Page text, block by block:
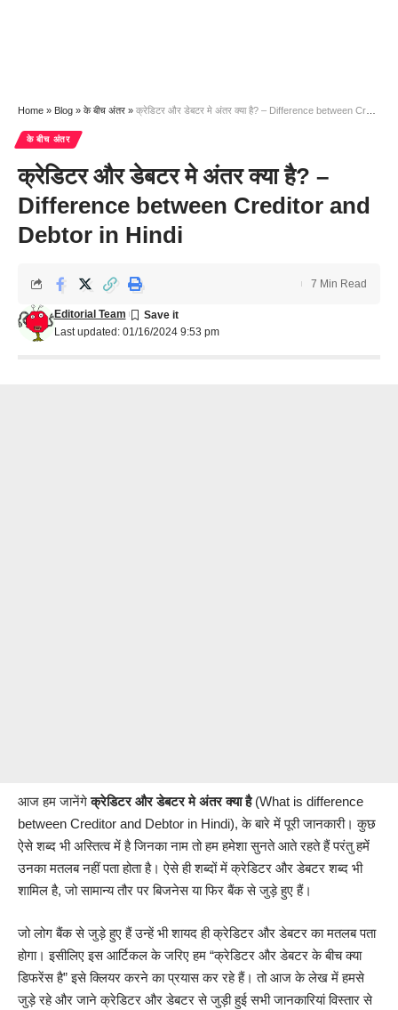
Home » Blog » के बीच अंतर » क्रेडिटर और डेबटर मे अंतर क्या है? – Difference between Creditor and Debtor in Hindi
के बीच अंतर
क्रेडिटर और डेबटर मे अंतर क्या है? –
Difference between Creditor and
Debtor in Hindi
Last updated: 01/16/2024 9:53 pm
Editorial Team
7 Min Read
आज हम जानेंगेक्रेडिटर और डेबटर मे अंतर क्या है(What is difference
between Creditor and Debtor in Hindi), के बारे में पूरी जानकारी। कुछ
ऐसे शब्द भी अस्तित्व में है जिनका नाम तो हम हमेशा सुनते आते रहते हैं परंतु हमें
उनका मतलब नहीं पता होता है। ऐसे ही शब्दों में क्रेडिटर और डेबटर शब्द भी
शामिल है, जो सामान्य तौर पर बिजनेस या फिर बैंक से जुड़े हुए हैं।
जो लोग बैंक से जुड़े हुए हैं उन्हें भी शायद ही क्रेडिटर और डेबटर का मतलब पता
होगा। इसीलिए इस आर्टिकल के जरिए हम “क्रेडिटर और डेबटर के बीच क्या
डिफरेंस है” इसे क्लियर करने का प्रयास कर रहे हैं। तो आज के लेख में हमसे
जुड़े रहे और जाने क्रेडिटर और डेबटर से जुड़ी हुई सभी जानकारियां विस्तार से